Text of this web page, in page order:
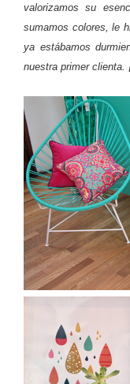
valorizamos su
sumamos colores, le
ya estábamos
nuestra primer clienta.